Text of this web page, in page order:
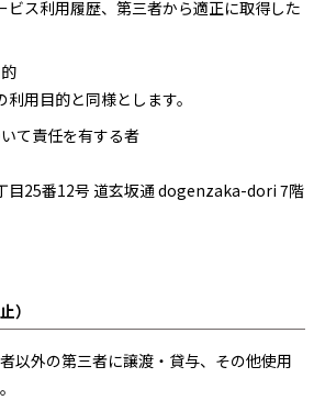
ビス利用履歴、第三者から適正に取得した
用目的と同様とします。
て責任を有する者
目25番12号 道玄坂通 dogenzaka-dori 7階
）
以外の第三者に譲渡・貸与、その他使用